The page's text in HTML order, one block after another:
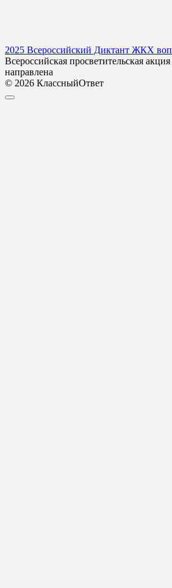
2025 Всероссийский Диктант ЖКХ
Всероссийская просветительская
направлена
© 2026 КлассныйОтвет